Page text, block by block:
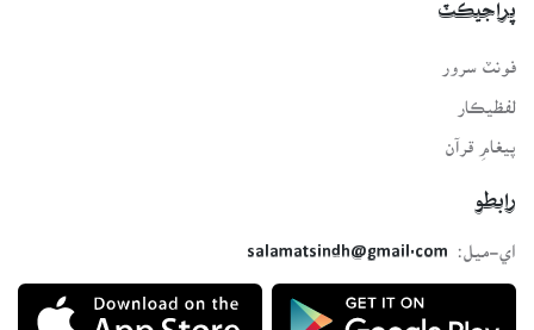
پراجيڪٽ
فونٽ سرور
لفظيڪار
پيغامِ قرآن
رابطو
اي-ميل:
salamatsindh@gmail.com